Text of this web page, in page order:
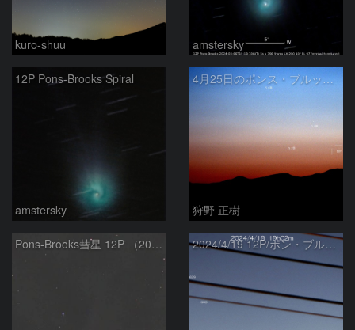
kuro-shuu amstersky
12P Pons-Brooks Spiral
amstersky
4月25日のポンス・ブルックス彗星(12P)
狩野 正樹
Pons-Brooks彗星 12P （2024/04/08） 米国テキサス州 2024/4/19 12P/ポン・ブルックス彗星・木星・天王星